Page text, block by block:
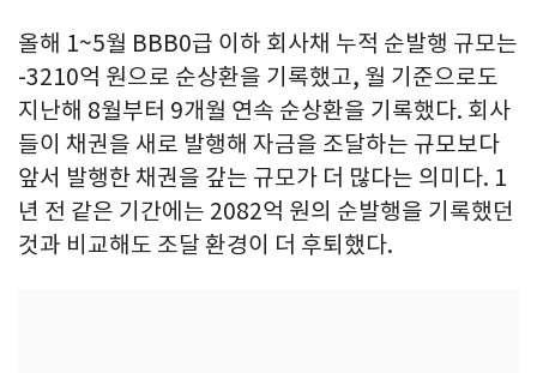
올해 1~5월 BBB0급 이하 회사채 누적 순발행 규모는
-3210억 원으로 순상환을 기록했고, 월 기준으로도
지난해 8월부터 9개월 연속 순상환을 기록했다. 회사
들이 채권을 새로 발행해 자금을 조달하는 규모보다
앞서 발행한 채권을 갚는 규모가 더 많다는 의미다. 1
년 전 같은 기간에는 2082억 원의 순발행을 기록했던
것과 비교해도 조달 환경이 더 후퇴했다.